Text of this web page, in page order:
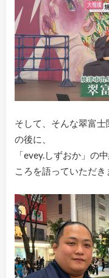
そして、そんな翠富
の後に、
「evey.しずおか」の
ころを語っていただき